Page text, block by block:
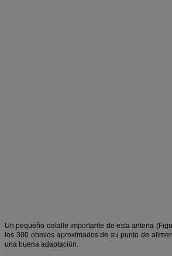
Un pequeño detalle importante de esta antena
los 300 ohmios aproximados de su punto de
una buena adaptación.